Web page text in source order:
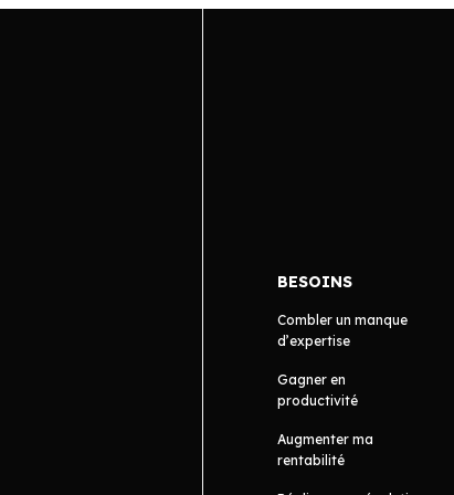
BESOINS
Combler un manque
d’expertise
Gagner en
productivité
Augmenter ma
rentabilité